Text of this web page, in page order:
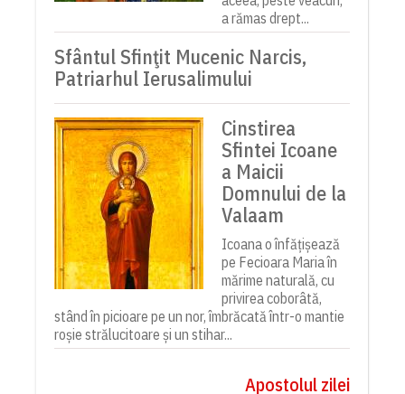
a rămas drept...
Sfântul Sfinţit Mucenic Narcis,
Patriarhul Ierusalimului
Cinstirea
Sfintei Icoane
a Maicii
Domnului de la
Valaam
Icoana o înfățișează
pe Fecioara Maria în
mărime naturală, cu
privirea coborâtă,
stând în picioare pe un nor, îmbrăcată într-o mantie
roșie strălucitoare și un stihar...
Apostolul zilei